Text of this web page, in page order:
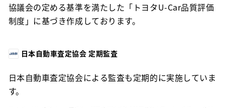
協議会の定める基準を満たした「トヨタU-Car品質評価
制度」に基づき作成しております。
日本自動車査定協会 定期監査
日本自動車査定協会による監査も定期的に実施していま
す。